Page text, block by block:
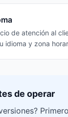
de atención al
idioma y zona
de operar